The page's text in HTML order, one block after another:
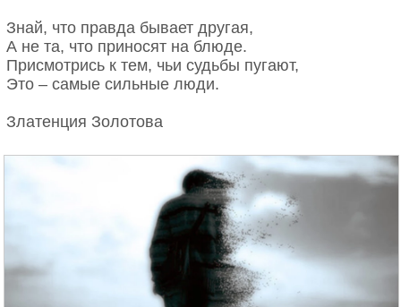
Знай, что правда бывает другая,
А не та, что приносят на блюде.
Присмотрись к тем, чьи судьбы пугают,
Это – самые сильные люди.
Златенция Золотова